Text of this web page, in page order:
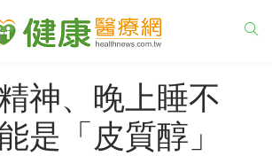
神、晚上睡不
是「皮質醇」